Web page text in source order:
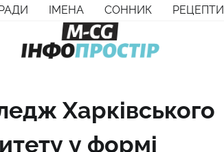
ІМЕНА СОННИК РЕЦЕПТИ
Харківського
у формі